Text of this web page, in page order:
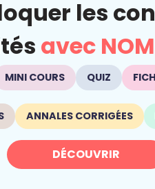
les
avec
MINI COURS QUIZ
ANNALES CORRIGÉES
DÉCOUVRIR